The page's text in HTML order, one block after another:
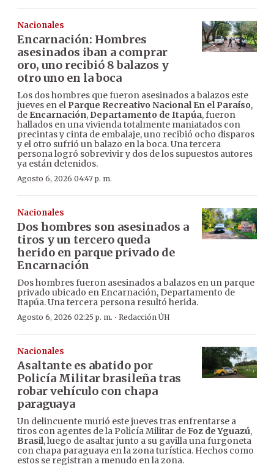
Nacionales
Encarnación: Hombres
asesinados iban a comprar
oro, uno recibió 8 balazos y
otro uno en la boca
Los dos hombres que fueron asesinados a balazos este
jueves en el Parque Recreativo Nacional En el Paraíso,
de Encarnación, Departamento de Itapúa, fueron
hallados en una vivienda totalmente maniatados con
precintas y cinta de embalaje, uno recibió ocho disparos
y el otro sufrió un balazo en la boca. Una tercera
persona logró sobrevivir y dos de los supuestos autores
ya están detenidos.
Agosto 6, 2026 04:47 p. m.
Nacionales
Dos hombres son asesinados a
tiros y un tercero queda
herido en parque privado de
Encarnación
Dos hombres fueron asesinados a balazos en un parque
privado ubicado en Encarnación, Departamento de
Itapúa. Una tercera persona resultó herida.
Agosto 6, 2026 02:25 p. m. · Redacción ÚH
Nacionales
Asaltante es abatido por
Policía Militar brasileña tras
robar vehículo con chapa
paraguaya
Un delincuente murió este jueves tras enfrentarse a
tiros con agentes de la Policía Militar deFoz de Yguazú,
Brasil, luego de asaltar junto a su gavilla una furgoneta
con chapa paraguaya en la zona turística. Hechos como
estos se registran a menudo en la zona.